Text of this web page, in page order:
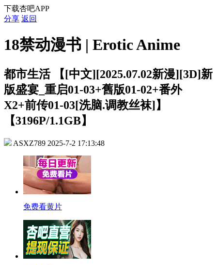
下载杏吧APP
分享 返回
18禁动漫书 | Erotic Anime
都市生活
【[中文][2025.07.02新漫][3D]新
版盛宴_重启01-03+舊版01-02+番外
X2+前传01-03[洗脑.调教丝袜]】
【3196P/1.1GB】
ASXZ789 2025-7-2 17:13:48
免费看黄片